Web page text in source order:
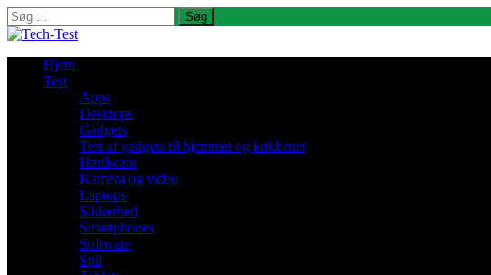
Søg
efter:
Hjem
Test
Apps
Desktops
Gadgets
Test af gadgets til hjemmet og køkkenet
Hardware
Kamera og video
Laptops
Sikkerhed
Smartphones
Software
Spil